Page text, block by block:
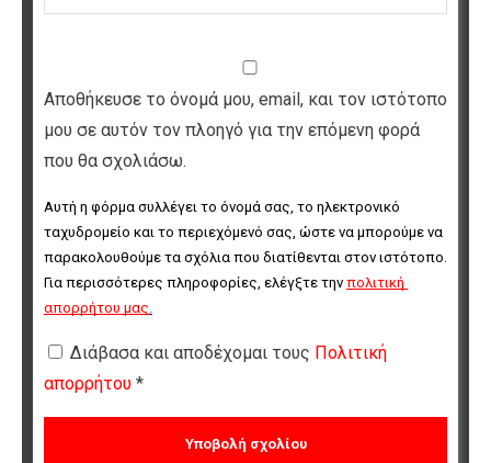
Αποθήκευσε το όνομά μου, email, και τον ιστότοπο
μου σε αυτόν τον πλοηγό για την επόμενη φορά
που θα σχολιάσω.
Αυτή η φόρμα συλλέγει το όνομά σας, το ηλεκτρονικό
ταχυδρομείο και το περιεχόμενό σας, ώστε να μπορούμε να
παρακολουθούμε τα σχόλια που διατίθενται στον ιστότοπο.
Για περισσότερες πληροφορίες, ελέγξτε την πολιτική
απορρήτου μας
Διάβασα και αποδέχομαι τους Πολιτική
απορρήτου *